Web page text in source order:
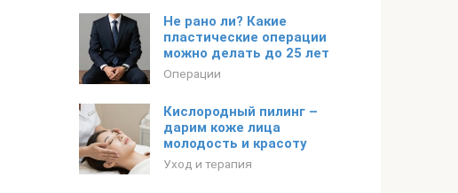
Не рано ли? Какие
пластические операции
можно делать до 25 лет
Операции
Кислородный пилинг –
дарим коже лица
молодость и красоту
Уход и терапия